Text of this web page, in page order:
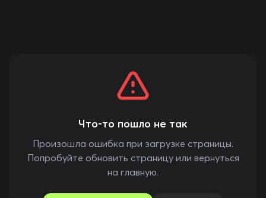
Что-то пошло не так
Произошла ошибка при загрузке страницы.
Попробуйте обновить страницу или вернуться
на главную.